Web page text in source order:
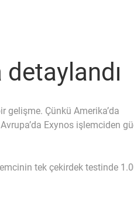
gelişme. Çünkü Amerika’da
Exynos işlemciden
tek çekirdek testinde